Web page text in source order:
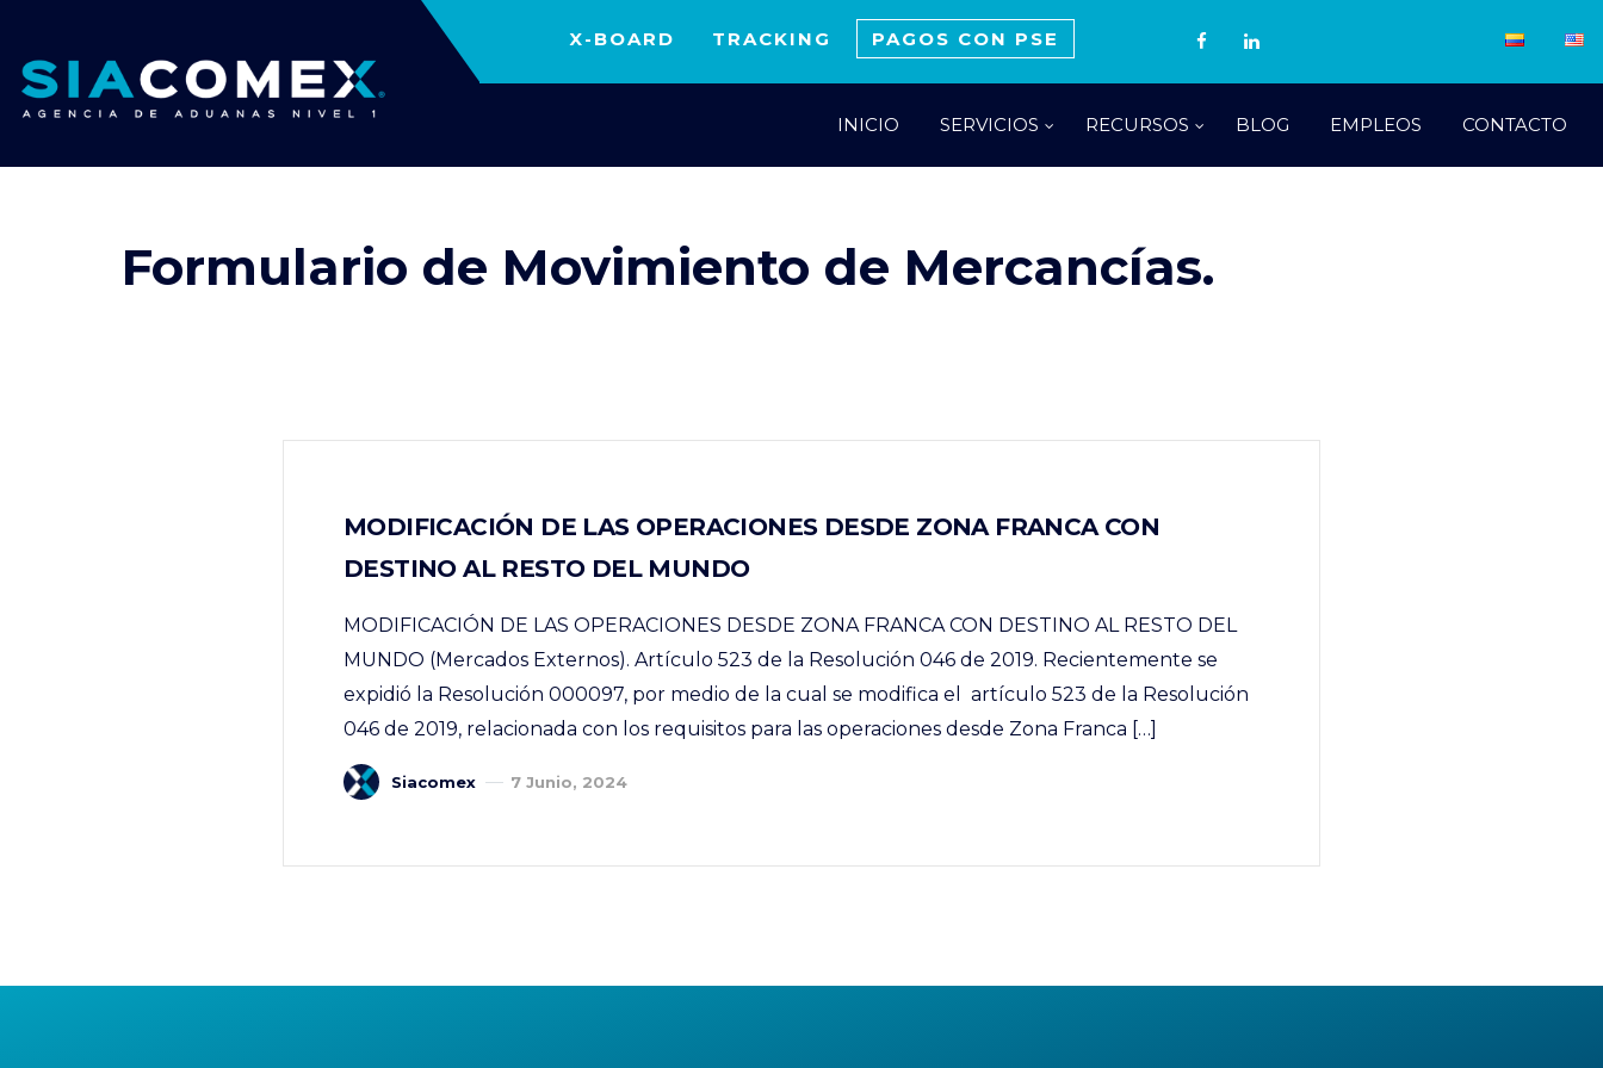
X-BOARD TRACKING PAGOS CON PSE
INICIO SERVICIOS RECURSOS BLOG EMPLEOS CONTACTO
Formulario de Movimiento de Mercancías.
MODIFICACIÓN DE LAS OPERACIONES DESDE ZONA FRANCA CON
DESTINO AL RESTO DEL MUNDO
MODIFICACIÓN DE LAS OPERACIONES DESDE ZONA FRANCA CON DESTINO AL RESTO DEL
MUNDO (Mercados Externos). Artículo 523 de la Resolución 046 de 2019. Recientemente se
expidió la Resolución 000097, por medio de la cual se modifica el artículo 523 de la Resolución
046 de 2019, relacionada con los requisitos para las operaciones desde Zona Franca […]
Siacomex 7 Junio, 2024